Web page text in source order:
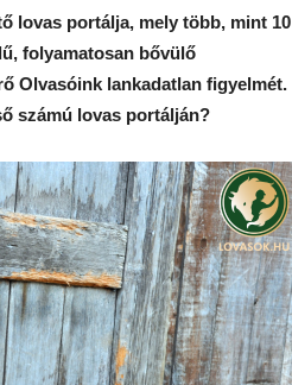
lovas portálja, mely több, mint 10
folyamatosan bővülő
Olvasóink lankadatlan figyelmét.
számú lovas portálján?